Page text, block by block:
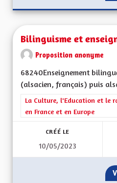
Bilinguisme et
Proposition anonyme
68240Enseignement
(alsacien, français) puis
Filtrer les résultats de la
La Culture, l'Education et le
en France et en Europe
CRÉÉ LE
10/05/2023